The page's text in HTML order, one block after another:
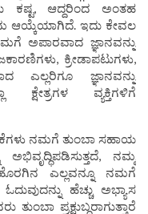
ಕಷ್ಟ, ಆದ್ದರಿಂದ ಅಂತಹ
ಆಯ್ಕೆಯಾಗಿದೆ. ಇದು ಕೇವಲ
ಜ್ಞಾನವನ್ನು
ಕ್ರೀಡಾಪಟುಗಳು,
ಎಲ್ಲರಿಗೂ ಜ್ಞಾನವನ್ನು
ವ್ಯಕ್ತಿಗಳಿಗೆ
ನಮಗೆ ತುಂಬಾ ಸಹಾಯ
ನಮ್ಮ
ಹೊರಗಿನ ಎಲ್ಲವನ್ನೂ ನಮಗೆ
ಹೆಚ್ಚು ಅಭ್ಯಾಸ
ಪ್ರಕ್ಷುಬ್ಧರಾಗುತ್ತಾರೆ